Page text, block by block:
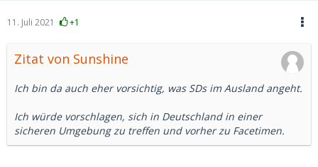
11. Juli 2021 +1
Zitat von Sunshine
Ich bin da auch eher vorsichtig, was SDs im Ausland angeht.
Ich würde vorschlagen, sich in Deutschland in einer
sicheren Umgebung zu treffen und vorher zu Facetimen.